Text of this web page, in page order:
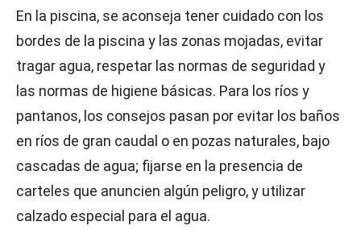
En la piscina, se aconseja tener cuidado con los
bordes de la piscina y las zonas mojadas, evitar
tragar agua, respetar las normas de seguridad y
las normas de higiene básicas. Para los ríos y
pantanos, los consejos pasan por evitar los baños
en ríos de gran caudal o en pozas naturales, bajo
cascadas de agua; fijarse en la presencia de
carteles que anuncien algún peligro, y utilizar
calzado especial para el agua.